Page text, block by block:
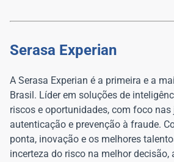
Serasa Experian
A Serasa Experian é a primeira e a
Brasil. Líder em soluções de
riscos e oportunidades, com foco
autenticação e prevenção à fraude.
ponta, inovação e os melhores
incerteza do risco na melhor decisão,